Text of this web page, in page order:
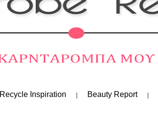
Recycle Inspiration Beauty Report